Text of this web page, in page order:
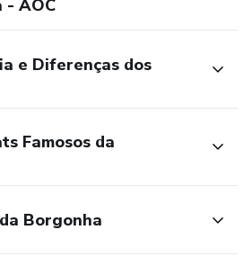
presentes nos rótulos.
se com histórias locais e
por quem vive a realidade da
através de uma
- AOC
e Diferenças dos
Famosos da
Borgonha